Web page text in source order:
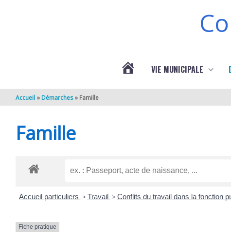
VIE MUNICIPALE
Accueil Démarches Famille
Famille
Accueil particuliers > Travail > Conflits du travail dans la fonction
Fiche pratique